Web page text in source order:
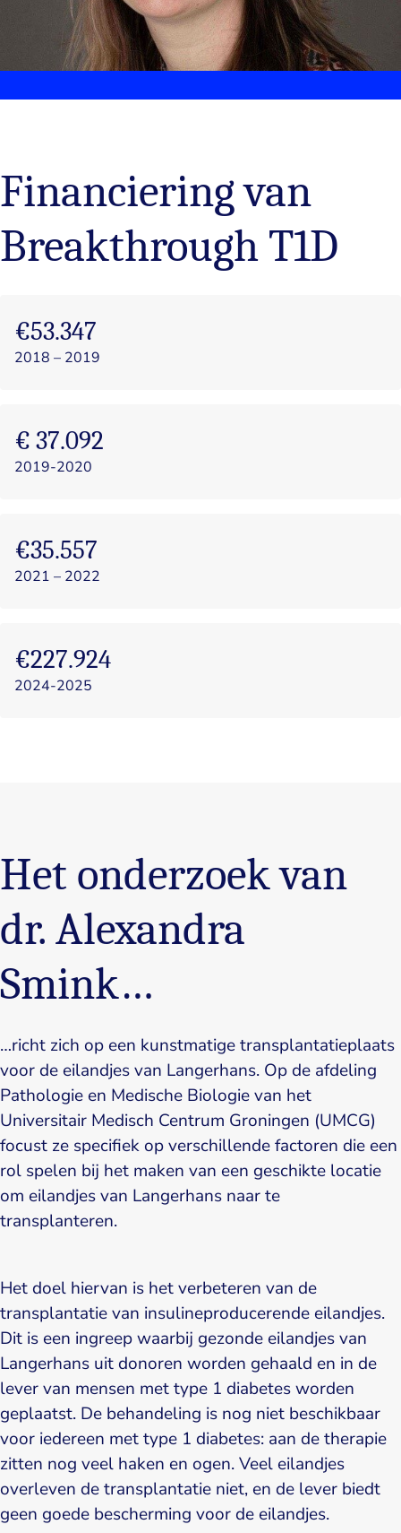
Smink – UMCG
Financiering van
Breakthrough T1D
€53.347
2018 – 2019
€ 37.092
2019-2020
€35.557
2021 – 2022
€227.924
2024-2025
Het onderzoek van
dr. Alexandra
Smink…
…richt zich op een kunstmatige transplantatieplaats
voor de eilandjes van Langerhans. Op de afdeling
Pathologie en Medische Biologie van het
Universitair Medisch Centrum Groningen (UMCG)
focust ze specifiek op verschillende factoren die een
rol spelen bij het maken van een geschikte locatie
om eilandjes van Langerhans naar te
transplanteren.
Het doel hiervan is het verbeteren van de
transplantatie van insulineproducerende eilandjes.
Dit is een ingreep waarbij gezonde eilandjes van
Langerhans uit donoren worden gehaald en in de
lever van mensen met type 1 diabetes worden
geplaatst. De behandeling is nog niet beschikbaar
voor iedereen met type 1 diabetes: aan de therapie
zitten nog veel haken en ogen. Veel eilandjes
overleven de transplantatie niet, en de lever biedt
geen goede bescherming voor de eilandjes.